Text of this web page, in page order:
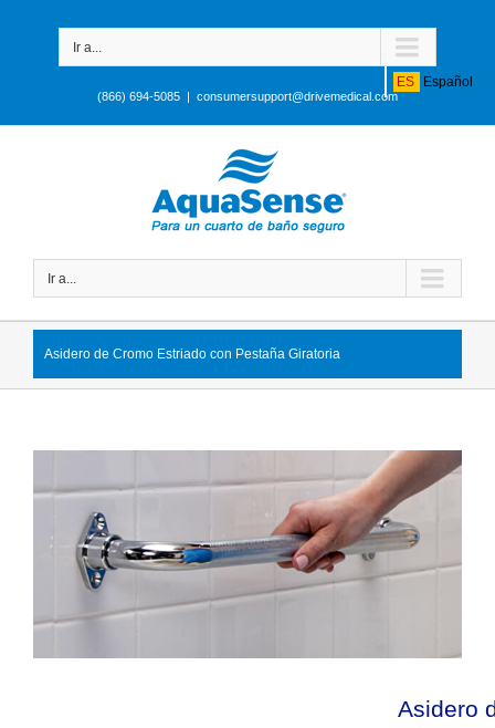
ES Español
Ir a...
(866) 694-5085 | consumersupport@drivemedical.com
Ir a...
Asidero de Cromo Estriado con Pestaña Giratoria
Asidero